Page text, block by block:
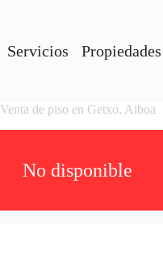
Servicios
Venta de piso en Getxo, Aiboa
No disponible